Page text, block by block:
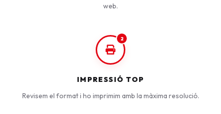
web.
2
IMPRESSIÓ TOP
Revisem el format i ho imprimim amb la màxima resolució.